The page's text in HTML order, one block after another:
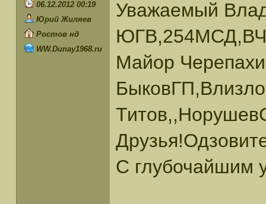
06.12.2012 00:19
Юрий Жиляев
Ростов нд
WW.Dunay1968.ru
Уважаемый
Майор
С глубочайшим